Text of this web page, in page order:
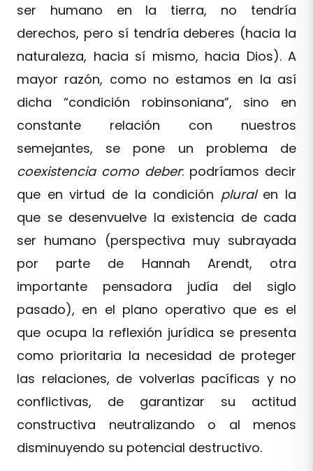
ser humano en la tierra, no tendría
derechos, pero sí tendría deberes (hacia la
naturaleza, hacia sí mismo, hacia Dios). A
mayor razón, como no estamos en la así
dicha “condición robinsoniana”, sino en
constante relación con nuestros
semejantes, se pone un problema de
coexistencia como deber: podríamos decir
que en virtud de la condición pluralen la
que se desenvuelve la existencia de cada
ser humano (perspectiva muy subrayada
por parte de Hannah Arendt, otra
importante pensadora judía del siglo
pasado), en el plano operativo que es el
que ocupa la reflexión jurídica se presenta
como prioritaria la necesidad de proteger
las relaciones, de volverlas pacíficas y no
conflictivas, de garantizar su actitud
constructiva neutralizando o al menos
disminuyendo su potencial destructivo.